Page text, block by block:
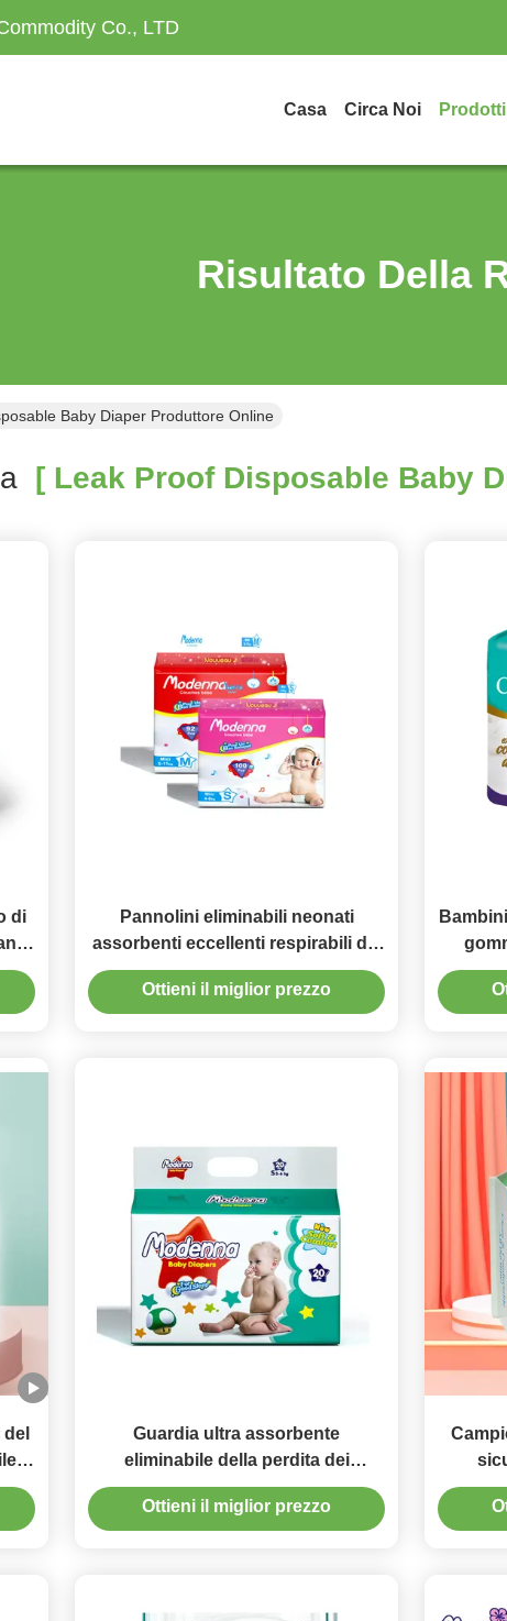
Co., LTD
Casa Circa Noi Prodotti
Risultato Della
Baby Diaper Produttore Online
[ Leak Proof Disposable Baby
di
Pannolini eliminabili neonati
assorbenti eccellenti respirabili del
pannolino eliminabile del bambino
dell'OEM
Ottieni il miglior prezzo
Guardia ultra assorbente
eliminabile della perdita dei
pannolini del pannolino del
bambino del cotone ultra sottile
Ottieni il miglior prezzo